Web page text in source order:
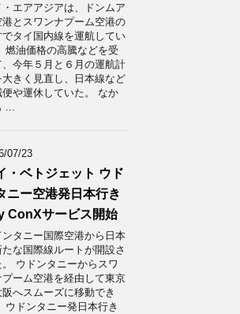
・エアアジアは、ドンムア
港とスワンナプーム空港の
でタイ国内線を運航してい
燃油価格の高騰などを受
、今年５月と６月の運航計
大きく見直し、日本線など
便や運休していた。 なか
...
07/23
・ベトジェット ウド
ニー空港発日本行き
ConXサービス開始
ンタニー国際空港から日本
たな国際線ルートが開設さ
。 ウドンタニーからスワ
プーム空港を経由して東京
阪へスムーズに移動でき
ウドンタニー発日本行き